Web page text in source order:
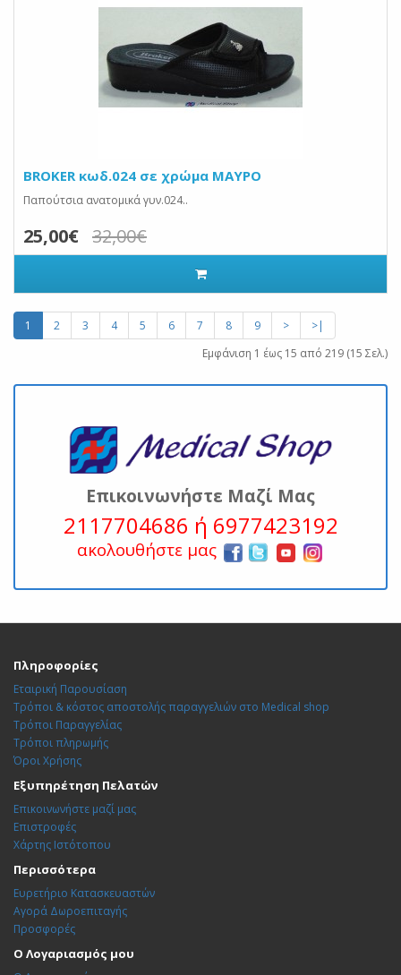
BROKER κωδ.024 σε χρώμα ΜΑΥΡΟ
Παπούτσια ανατομικά γυν.024..
25,00€ 32,00€
1 2 3 4 5 6 7 8 9 >
>|
Εμφάνιση 1 έως 15 από 219 (15 Σελ.)
Επικοινωνήστε Μαζί Μας
2117704686 ή 6977423192
ακολουθήστε μας
Πληροφορίες
Εταιρική Παρουσίαση
Τρόποι & κόστος αποστολής παραγγελιών στο Medical shop
Τρόποι Παραγγελίας
Τρόποι πληρωμής
Όροι Χρήσης
Εξυπηρέτηση Πελατών
Επικοινωνήστε μαζί μας
Επιστροφές
Χάρτης Ιστότοπου
Περισσότερα
Ευρετήριο Κατασκευαστών
Αγορά Δωροεπιταγής
Προσφορές
Ο Λογαριασμός μου